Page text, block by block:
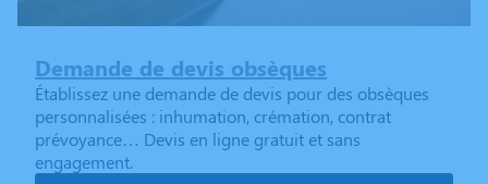
Demande de devis obsèques
Établissez une demande de devis pour des obsèques
personnalisées : inhumation, crémation, contrat
prévoyance… Devis en ligne gratuit et sans
engagement.